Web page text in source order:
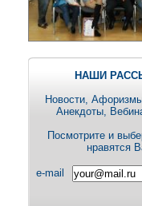
НАШИ
Новости,
Анекдоты,
Посмотрите и
нравятся
e-mail